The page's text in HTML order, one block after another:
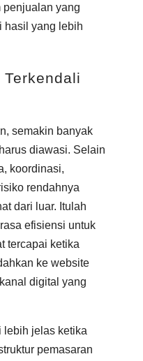
penjualan yang
hasil yang lebih
semakin banyak
diawasi. Selain
koordinasi,
rendahnya
dari luar. Itulah
efisiensi untuk
tercapai ketika
ke website
digital yang
lebih jelas ketika
pemasaran